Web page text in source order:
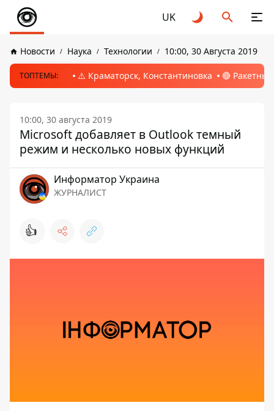
UK
Новости Наука Технологии 10:00, 30 Августа 2019
ТОПТЕМЫ: ⚠️ Краматорск, Константиновка 🔴
10:00, 30 августа 2019
Microsoft добавляет в Outlook темный
режим и несколько новых функций
Информатор Украина
ЖУРНАЛИСТ
👍